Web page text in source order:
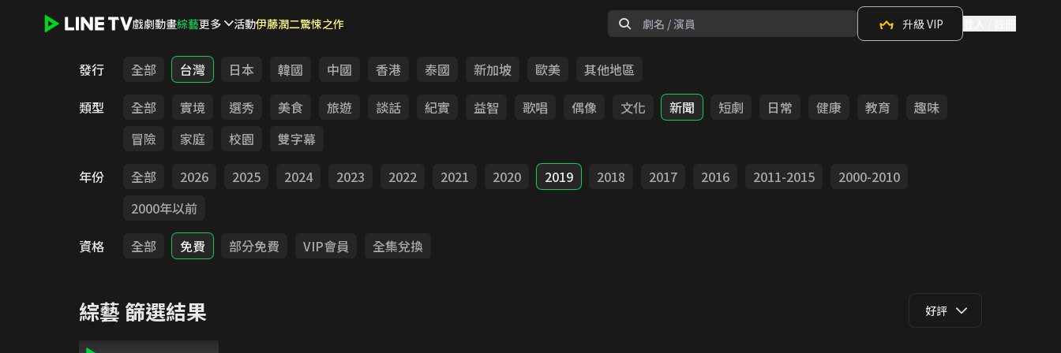
戲劇動畫綜藝更多 活動伊藤潤二驚悚之作 升級 VIP
發行 全部 台灣 日本 韓國 中國 香港 泰國 新加坡 歐美
其他地區
類型
全部 實境 選秀 美食 旅遊 談話 紀實 益智 歌唱 偶像 文化 新聞 短劇 日常 健康 教育
趣味
冒險
家庭 校園
雙字幕
年份
全部 2026 2025 2024 2023 2022 2021 2020 2019 2018 2017 2016 2011-2015
2000-2010
2000年以前
資格
全部 免費 部分免費 VIP會員 全集兌換
綜藝 篩選結果 好評